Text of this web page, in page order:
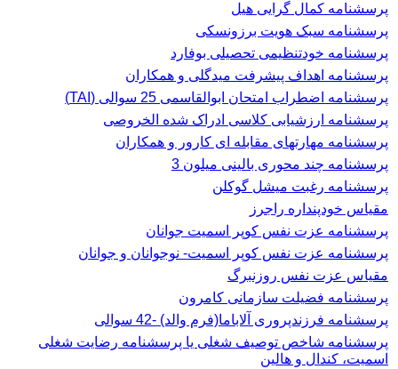
پرسشنامه کمال گرایی هیل
پرسشنامه سبک هویت برزونسکی
پرسشنامه خودتنظیمی تحصیلی بوفارد
پرسشنامه اهداف پیشرفت میدگلی و همکاران
پرسشنامه اضطراب امتحان ابوالقاسمی 25 سوالی (TAI)
پرسشنامه ارزشیابی کلاسی ادراک شده الخروصی
پرسشنامه مهارتهای مقابله ای کارور و همکاران
پرسشنامه چند محوری بالینی میلون 3
پرسشنامه رغبت ميشل گوكلن
مقیاس خودپنداره راجرز
پرسشنامه عزت نفس كوپر اسميت جوانان
پرسشنامه عزت نفس کوپر اسمیت- نوجوانان و جوانان
مقیاس عزت نفس روزنبرگ
پرسشنامه فضیلت سازمانی کامرون
پرسشنامه فرزندپروری آلاباما(فرم والد) -42 سوالی
پرسشنامه شاخص توصیف شغلی یا پرسشنامه رضایت شغلی
اسميت، كندال و هالين